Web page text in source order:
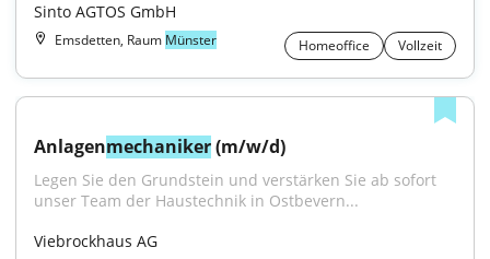
Sinto AGTOS GmbH
Emsdetten, Raum Münster Homeoffice Vollzeit
Anlagenmechaniker (m/w/d)
Legen Sie den Grundstein und verstärken Sie ab sofort
unser Team der Haustechnik in Ostbevern...
Viebrockhaus AG